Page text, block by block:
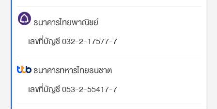
ธนาคารไทยพาณิชย์
เลขที่บัญชี 032-2-17577-7
ธนาคารทหารไทยธนชาต
เลขที่บัญชี 053-2-55417-7